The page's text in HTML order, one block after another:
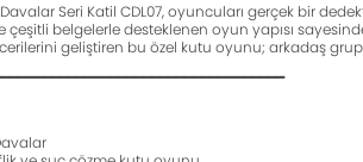
Seri Katil CDL07, oyuncuları gerçek bir
çeşitli belgelerle desteklenen oyun yapısı
geliştiren bu özel kutu oyunu; arkadaş